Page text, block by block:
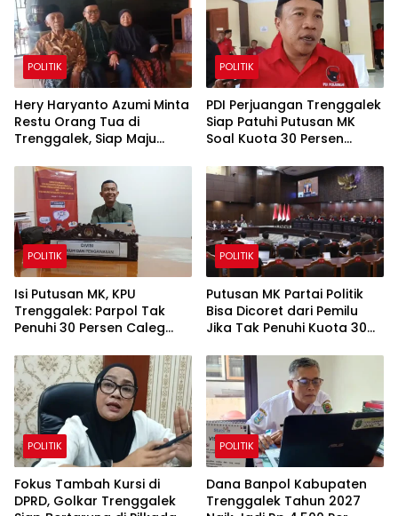
POLITIK
Hery Haryanto Azumi Minta
Restu Orang Tua di
Trenggalek, Siap Maju
Umum PBNU 2026–2031
POLITIK
PDI Perjuangan Trenggalek
Siap Patuhi Putusan MK
Soal Kuota 30 Persen
POLITIK
Isi Putusan MK, KPU
Trenggalek: Parpol Tak
Penuhi 30 Persen Caleg
POLITIK
Putusan MK Partai Politik
Bisa Dicoret dari Pemilu
Jika Tak Penuhi Kuota 30
POLITIK
Fokus Tambah Kursi di
DPRD, Golkar Trenggalek
POLITIK
Dana Banpol Kabupaten
Trenggalek Tahun 2027